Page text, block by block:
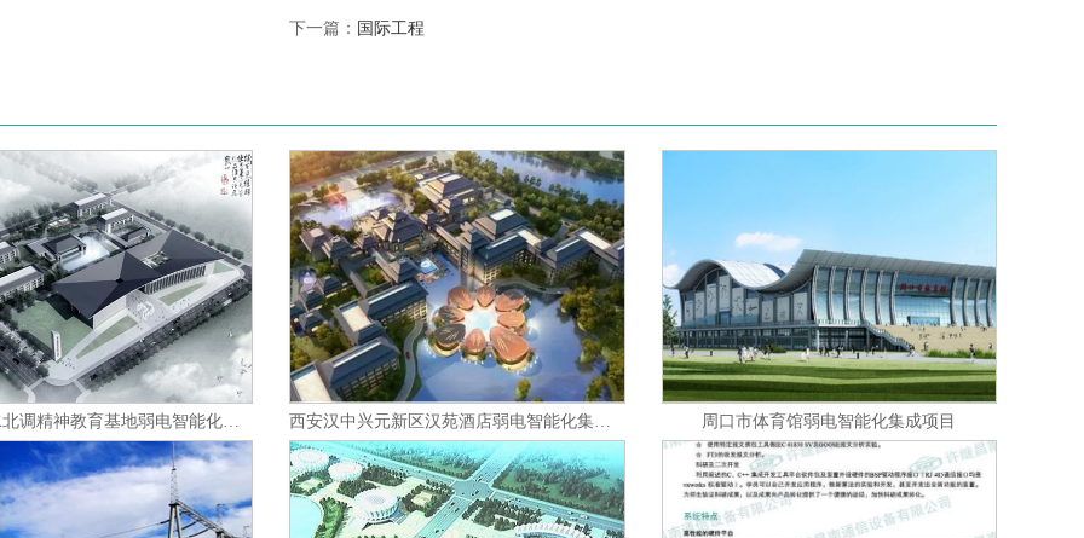
下一篇： 国际工程
南阳市南水北调精神教育基地弱电智能化集成项目 周口市体育馆弱电智能化集成项目